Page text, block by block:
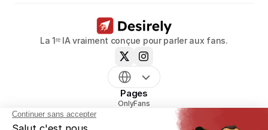
Réservez un appel dès maintenant
La 1ʳᵉ IA vraiment conçue pour parler aux fans.
Pages
OnlyFans